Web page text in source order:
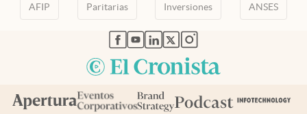
AFIP Paritarias Inversiones ANSES
abre en nueva pestaña
abre en nueva pestaña
abre en nueva pestaña
abre en nueva pestaña
abre en nueva pestaña